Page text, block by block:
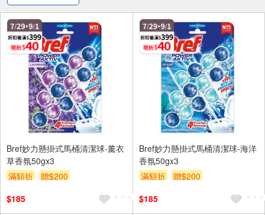
Bref妙力懸掛式馬桶清潔球-薰衣
草香氛50gx3
滿額折
贈$200
$185
Bref妙力懸掛式馬桶清潔球-海洋
香氛50gx3
滿額折
贈$200
$185